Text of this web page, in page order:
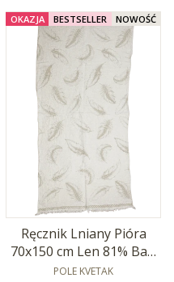
OKAZJA BESTSELLER NOWOŚĆ
Ręcznik Lniany Pióra
70x150 cm Len 81% Baw
19%
PRODUCENT
POLE KVETAK